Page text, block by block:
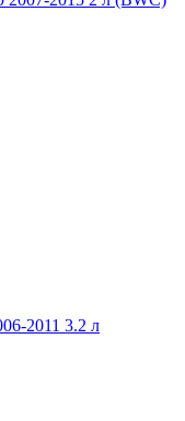
2011 3.2 л